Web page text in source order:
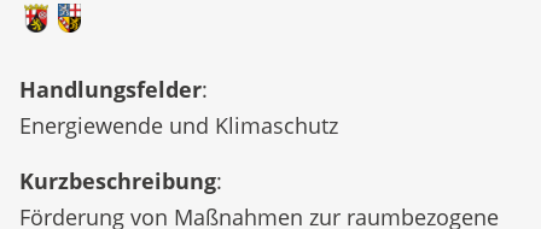
Handlungsfelder:
Energiewende und Klimaschutz
Kurzbeschreibung:
Förderung von Maßnahmen zur raumbezogene